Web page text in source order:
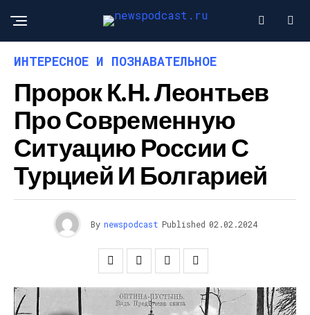
ИНТЕРЕСНОЕ И ПОЗНАВАТЕЛЬНОЕ
Пророк К.Н. Леонтьев
Про Современную
Ситуацию России С
Турцией И Болгарией
By newspodcast Published 02.02.2024